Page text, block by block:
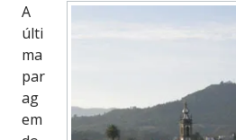
A
últi
ma
par
ag
em